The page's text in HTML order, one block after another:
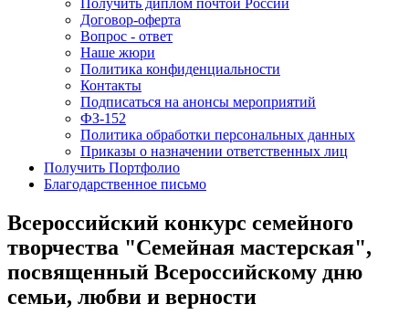
Получить диплом почтой России
Договор-оферта
Вопрос - ответ
Наше жюри
Политика конфиденциальности
Контакты
Подписаться на анонсы мероприятий
ФЗ-152
Политика обработки персональных данных
Приказы о назначении ответственных лиц
Получить Портфолио
Благодарственное письмо
Всероссийский конкурс семейного
творчества "Семейная мастерская",
посвященный Всероссийскому дню
семьи, любви и верности